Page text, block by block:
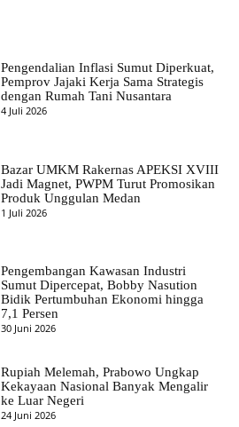
Pengendalian Inflasi Sumut Diperkuat,
Pemprov Jajaki Kerja Sama Strategis
dengan Rumah Tani Nusantara
4 Juli 2026
Bazar UMKM Rakernas APEKSI XVIII
Jadi Magnet, PWPM Turut Promosikan
Produk Unggulan Medan
1 Juli 2026
Pengembangan Kawasan Industri
Sumut Dipercepat, Bobby Nasution
Bidik Pertumbuhan Ekonomi hingga
7,1 Persen
30 Juni 2026
Rupiah Melemah, Prabowo Ungkap
Kekayaan Nasional Banyak Mengalir
ke Luar Negeri
24 Juni 2026